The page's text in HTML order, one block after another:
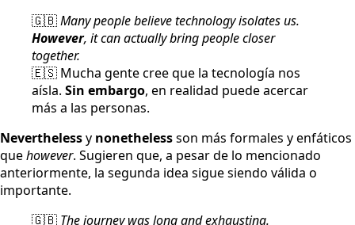
🇬🇧Many people believe technology isolates us.
However, it can actually bring people closer
together.
🇪🇸 Mucha gente cree que la tecnología nos
aísla. Sin embargo, en realidad puede acercar
más a las personas.
Neverthelessy nonethelessson más formales y enfáticos
quehowever. Sugieren que, a pesar de lo mencionado
anteriormente, la segunda idea sigue siendo válida o
importante.
🇬🇧 The journey was long and exhausting.